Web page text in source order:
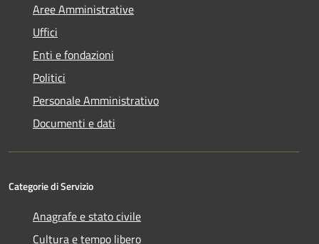
Aree Amministrative
Uffici
Enti e fondazioni
Politici
Personale Amministrativo
Documenti e dati
Categorie di Servizio
Anagrafe e stato civile
Cultura e tempo libero